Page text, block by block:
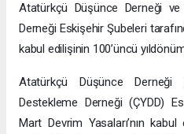
Atatürkçü Düşünce Derneği ve
Derneği Eskişehir Şubeleri
kabul edilişinin 100’üncü
Atatürkçü Düşünce Derneği
Destekleme Derneği (ÇYDD)
Mart Devrim Yasaları’nın